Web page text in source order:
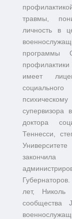
травмы,
личность в
программы
имеет
супервизора
доктора
Теннесси,
лет, Николь
сообщества